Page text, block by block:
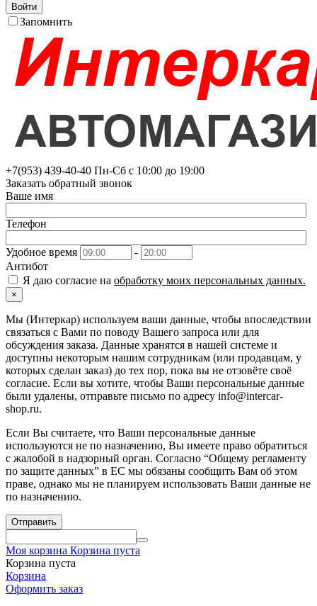
Войти
Запомнить
+7(953) 439-40-40 Пн-Сб с 10:00 до 19:00
Заказать обратный звонок
Ваше имя
Телефон
Удобное время
-
Антибот
Я даю согласие на обработку моих персональных данных.
×
Мы (Интеркар) используем ваши данные, чтобы впоследствии
связаться с Вами по поводу Вашего запроса или для
обсуждения заказа. Данные хранятся в нашей системе и
доступны некоторым нашим сотрудникам (или продавцам, у
которых сделан заказ) до тех пор, пока вы не отзовёте своё
согласие. Если вы хотите, чтобы Ваши персональные данные
были удалены, отправьте письмо по адресу info@intercar-
shop.ru.
Если Вы считаете, что Ваши персональные данные
используются не по назначению, Вы имеете право обратиться
с жалобой в надзорный орган. Согласно “Общему регламенту
по защите данных” в ЕС мы обязаны сообщить Вам об этом
праве, однако мы не планируем использовать Ваши данные не
по назначению.
Отправить
Моя корзина Корзина пуста
Корзина пуста
Корзина
Оформить заказ